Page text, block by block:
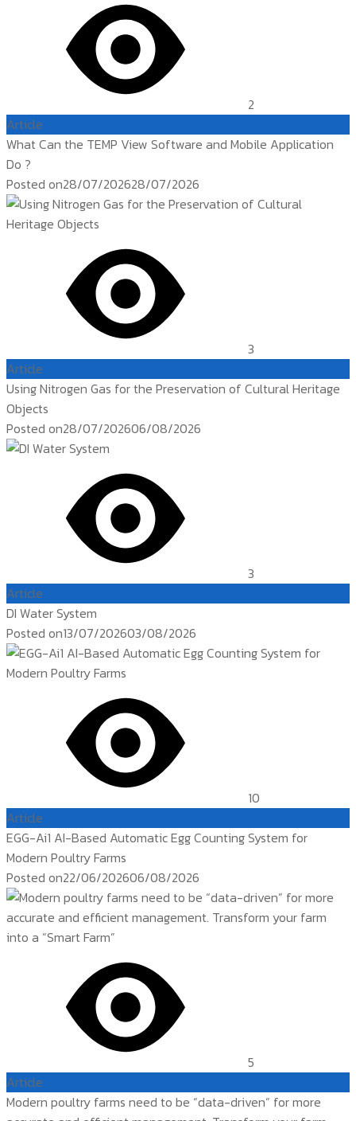
2
Article
What Can the TEMP View Software and Mobile Application
Do ?
Posted on28/07/202628/07/2026
3
Article
Using Nitrogen Gas for the Preservation of Cultural Heritage
Objects
Posted on28/07/202606/08/2026
3
Article
DI Water System
Posted on13/07/202603/08/2026
10
Article
EGG-Ai1 AI-Based Automatic Egg Counting System for
Modern Poultry Farms
Posted on22/06/202606/08/2026
5
Article
Modern poultry farms need to be “data-driven” for more